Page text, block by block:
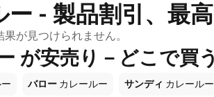
ー - 製品割引、最
が見つけられません。
が安売り－どこで買
バロー カレールー サンディ カレールー